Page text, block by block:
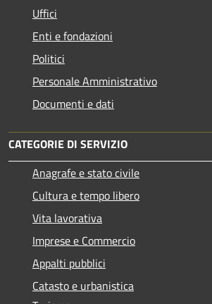
Uffici
Enti e fondazioni
Politici
Personale Amministrativo
Documenti e dati
CATEGORIE DI SERVIZIO
Anagrafe e stato civile
Cultura e tempo libero
Vita lavorativa
Imprese e Commercio
Appalti pubblici
Catasto e urbanistica